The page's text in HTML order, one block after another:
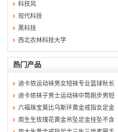
科技风
现代科技
黑科技
西北农林科技大学
热门产品
迪卡侬运动袜男女短袜专业篮球秋长
迪卡侬袜子男士运动袜中筒跑步男短
六福珠宝莫比乌斯环黄金戒指女足金
周生生玫瑰花黄金吊坠足金挂坠不含